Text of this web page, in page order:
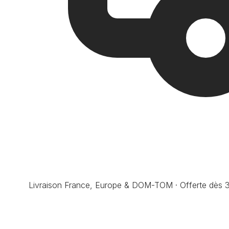
Livraison France, Europe & DOM-TOM · Offerte dès